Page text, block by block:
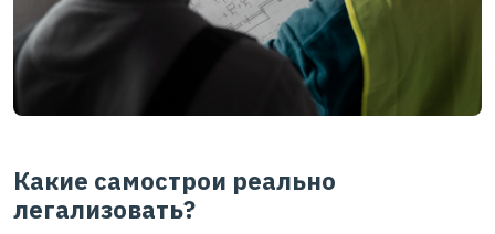
Какие самострои реально
легализовать?